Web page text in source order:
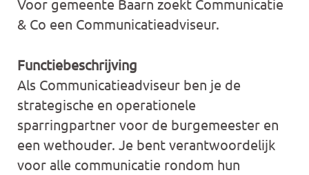
Voor gemeente Baarn zoekt Communicatie
& Co een Communicatieadviseur.
Functiebeschrijving
Als Communicatieadviseur ben je de
strategische en operationele
sparringpartner voor de burgemeester en
een wethouder. Je bent verantwoordelijk
voor alle communicatie rondom hun